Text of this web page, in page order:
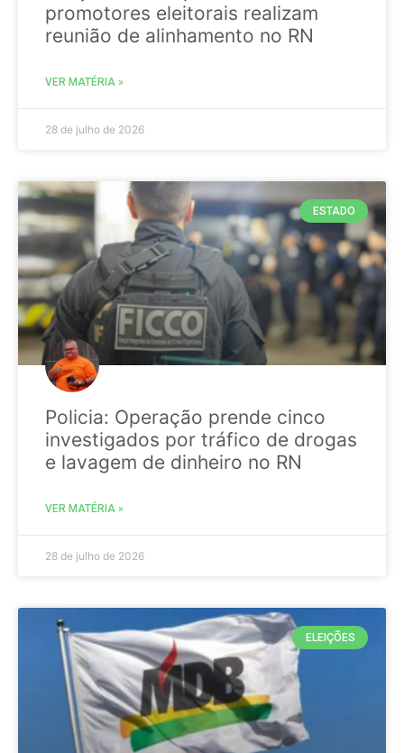
promotores eleitorais realizam
reunião de alinhamento no RN
VER MATÉRIA »
28 de julho de 2026
ESTADO
Policia: Operação prende cinco
investigados por tráfico de drogas
e lavagem de dinheiro no RN
VER MATÉRIA »
28 de julho de 2026
ELEIÇÕES